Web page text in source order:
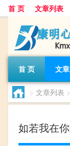
首 页 文章列表
首 页 文
> 文章列表 >
如若我在